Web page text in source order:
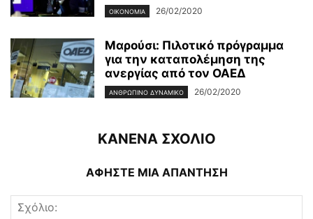
ΟΙΚΟΝΟΜΊΑ 26/02/2020
Μαρούσι: Πιλοτικό πρόγραμμα
για την καταπολέμηση της
ανεργίας από τον ΟΑΕΔ
ΑΝΘΡΏΠΙΝΟ ΔΥΝΑΜΙΚΌ 26/02/2020
ΚΑΝΕΝΑ ΣΧΟΛΙΟ
ΑΦΗΣΤΕ ΜΙΑ ΑΠΑΝΤΗΣΗ